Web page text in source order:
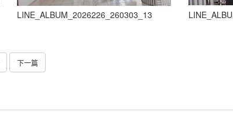
LINE_ALBUM_2026226_260303_13
下一篇